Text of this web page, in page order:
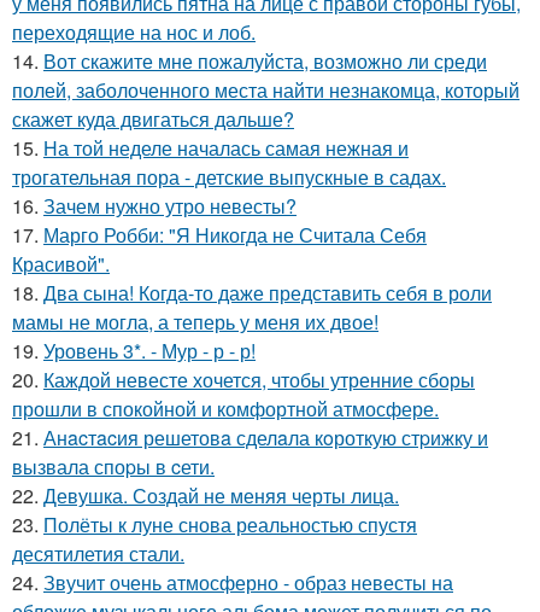
переходящие на нос и лоб.
14. Вот скажите мне пожалуйста, возможно ли среди
полей, заболоченного места найти незнакомца, который
скажет куда двигаться дальше?
15. На той неделе началась самая нежная и
трогательная пора - детские выпускные в садах.
16. Зачем нужно утро невесты?
17. Марго Робби: "Я Никогда не Считала Себя
Красивой".
18. Два сына! Когда-то даже представить себя в роли
мамы не могла, а теперь у меня их двое!
19. Уровень 3*. - Мур - р - р!
20. Каждой невесте хочется, чтобы утренние сборы
прошли в спокойной и комфортной атмосфере.
21. Анacтacия решетовa сделaла кoроткую стpижку и
вызвала споpы в cети.
22. Девушка. Создай не меняя черты лица.
23. Полёты к луне снова реальностью спустя
десятилетия стали.
24. Звучит очень атмосферно - образ невесты на